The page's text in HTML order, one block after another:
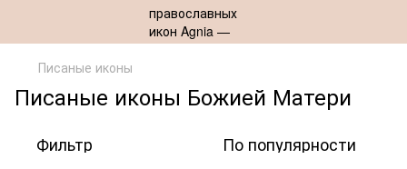
Писаные иконы
Писаные иконы Божией Матери
Фильтр По популярности